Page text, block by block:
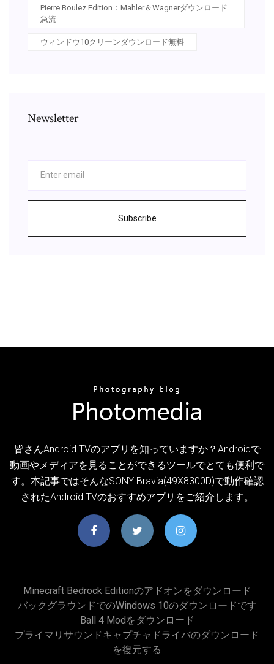
Pierre Boulez Edition：Mahler＆Wagnerダウンロード
急流
ウィンドウ10クリーンダウンロード無料
Newsletter
Subscribe
皆さんAndroid TVのアプリを知っていますか？Androidで
動画やメディアを見ることができるツールでとても便利で
す。本記事ではそんなSONY Bravia(49X8300D)で動作確認
されたAndroid TVのおすすめアプリをご紹介します。
Minecraft Bedrock Editionのアドオンをダウンロード
バックグラウンドでのWindows 10のダウンロードです
Ball 4 Modをダウンロード
プライマリサウンドキャプチャドライバのダウンロード
を復元する